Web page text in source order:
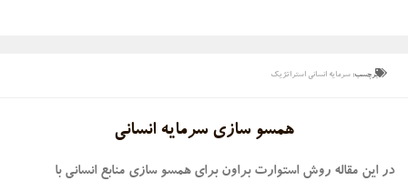
برچسب: سرمایه انسانی استراتژیک
همسو سازی سرمایه انسانی
در این مقاله روش استوارت براون برای همسو سازی منابع انسانی با